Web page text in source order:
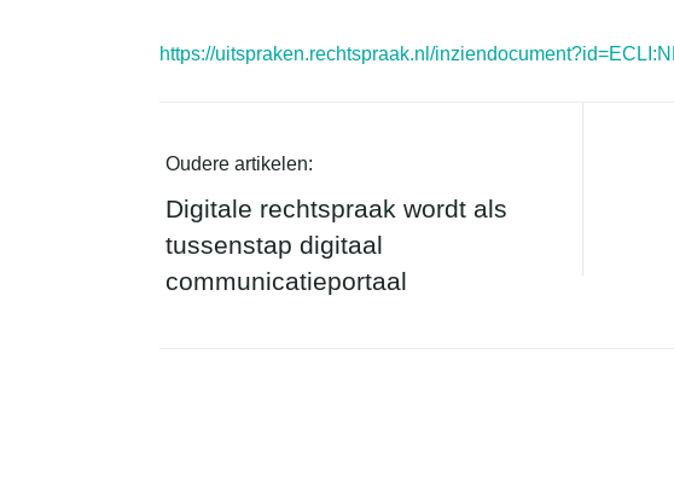
https://uitspraken.rechtspraak.nl/
Oudere artikelen:
Digitale rechtspraak wordt als
tussenstap digitaal
communicatieportaal